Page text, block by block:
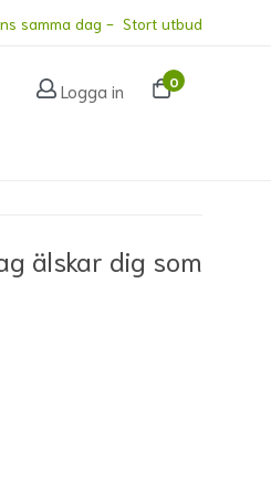
samma dag - Stort utbud
Logga in 0
älskar dig som